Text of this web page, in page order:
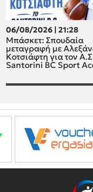
06/08/2026 | 21:28
Μπάσκετ: Σπουδαία
μεταγραφή με
Κοτσιάφτη για τον
Santorini BC Sport